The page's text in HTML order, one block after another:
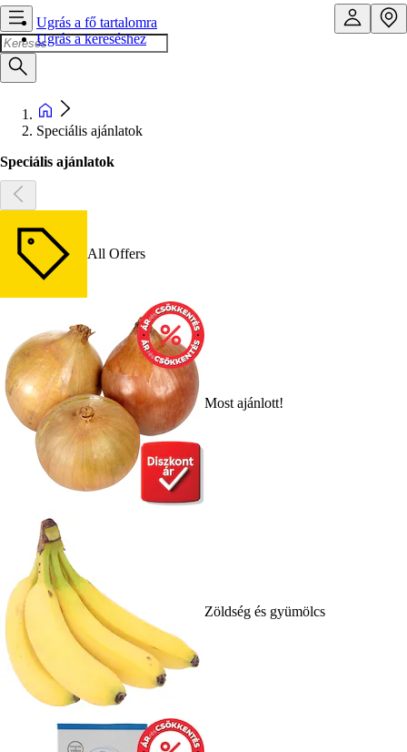
Ugrás a fő tartalomra
Ugrás a kereséshez
Speciális ajánlatok
Speciális ajánlatok
All Offers
Most ajánlott!
Zöldség és gyümölcs